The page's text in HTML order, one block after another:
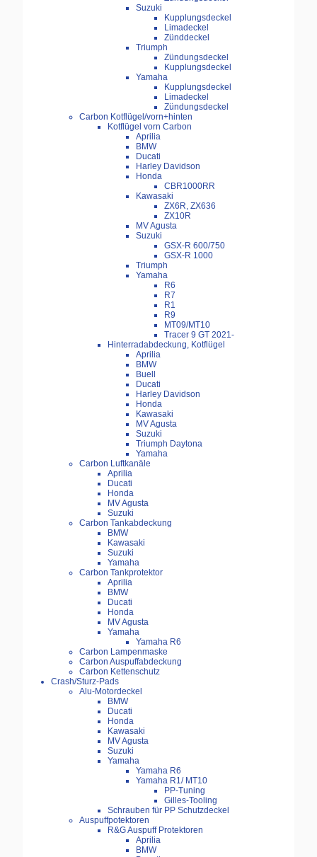
Suzuki
Kupplungsdeckel
Limadeckel
Zünddeckel
Triumph
Zündungsdeckel
Kupplungsdeckel
Yamaha
Kupplungsdeckel
Limadeckel
Zündungsdeckel
Carbon Kotflügel/vorn+hinten
Kotflügel vorn Carbon
Aprilia
BMW
Ducati
Harley Davidson
Honda
CBR1000RR
Kawasaki
ZX6R, ZX636
ZX10R
MV Agusta
Suzuki
GSX-R 600/750
GSX-R 1000
Triumph
Yamaha
R6
R7
R1
R9
MT09/MT10
Tracer 9 GT 2021-
Hinterradabdeckung, Kotflügel
Aprilia
BMW
Buell
Ducati
Harley Davidson
Honda
Kawasaki
MV Agusta
Suzuki
Triumph Daytona
Yamaha
Carbon Luftkanäle
Aprilia
Ducati
Honda
MV Agusta
Suzuki
Carbon Tankabdeckung
BMW
Kawasaki
Suzuki
Yamaha
Carbon Tankprotektor
Aprilia
BMW
Ducati
Honda
MV Agusta
Yamaha
Yamaha R6
Carbon Lampenmaske
Carbon Auspuffabdeckung
Carbon Kettenschutz
Crash/Sturz-Pads
Alu-Motordeckel
BMW
Ducati
Honda
Kawasaki
MV Agusta
Suzuki
Yamaha
Yamaha R6
Yamaha R1/ MT10
PP-Tuning
Gilles-Tooling
Schrauben für PP Schutzdeckel
Auspuffpotektoren
R&G Auspuff Protektoren
Aprilia
BMW